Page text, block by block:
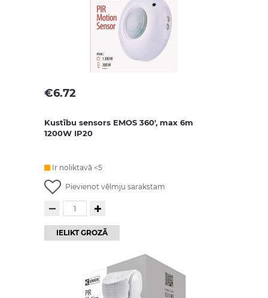
€6.72
Kustību sensors EMOS 360', max 6m
1200W IP20
Ir noliktavā <5
Pievienot vēlmju sarakstam
IELIKT GROZĀ